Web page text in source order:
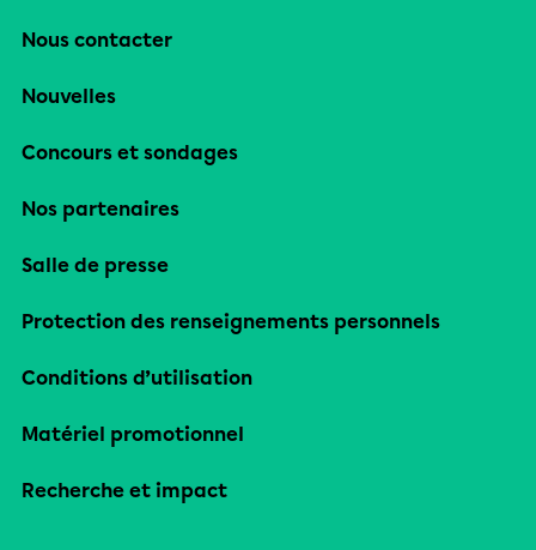
Nous contacter
Nouvelles
Concours et sondages
Nos partenaires
Salle de presse
Protection des renseignements personnels
Conditions d’utilisation
Matériel promotionnel
Recherche et impact